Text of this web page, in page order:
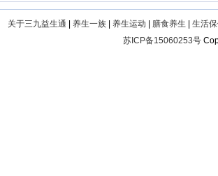
关于三九益生通 养生一族| 养生运动 膳食养生
生活
苏ICP备15060253号